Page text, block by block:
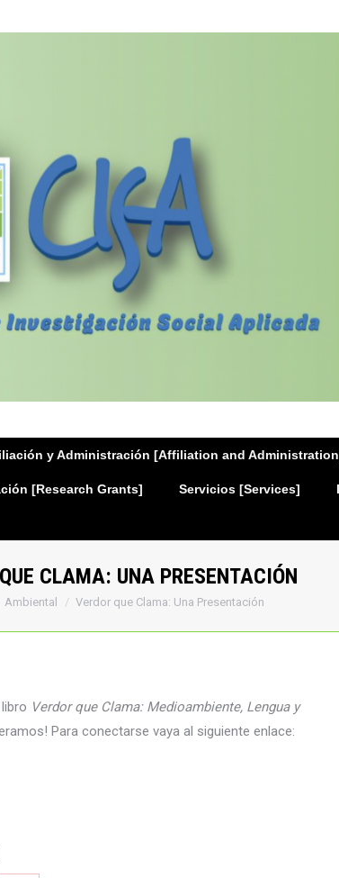
y Administración [Affiliation and
[Research Grants] Servicios [Services]
CLAMA: UNA PRESENTACIÓN
here:
Ambiental Verdor que Clama: Una Presentación
Verdor que Clama: Medioambiente, Lengua y
Para conectarse vaya al siguiente enlace: